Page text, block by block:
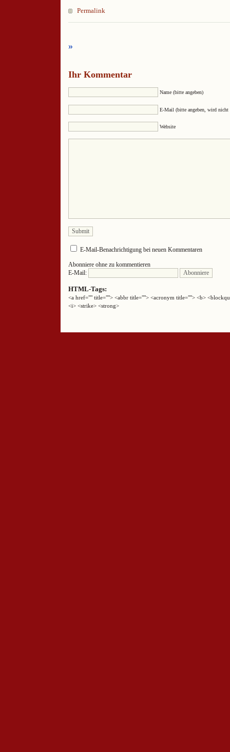
Permalink
»
Ihr Kommentar
Name (bitte angeben)
E-Mail (bitte angeben, wird nicht
Website
E-Mail-Benachrichtigung bei neuen Kommentaren
Abonniere ohne zu kommentieren
E-Mail:
HTML-Tags:
<a href="" title=""> <abbr title=""> <acronym title=""> <b>
<i> <strike> <strong>